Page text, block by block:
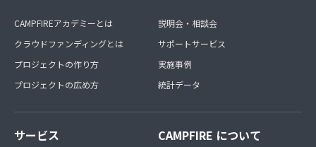
CAMPFIREアカデミーとは
クラウドファンディングとは
プロジェクトの作り方
プロジェクトの広め方
説明会・相談会
サポートサービス
実施事例
統計データ
サービス CAMPFIRE について